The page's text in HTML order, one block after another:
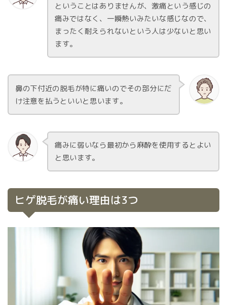
ということはありませんが、激痛という感じの
痛みではなく、一瞬熱いみたいな感じなので、
まったく耐えられないという人は少ないと思い
ます。
鼻の下付近の脱毛が特に痛いのでその部分にだ
け注意を払うといいと思います。
痛みに弱いなら最初から麻酔を使用するとよい
と思います。
ヒゲ脱毛が痛い理由は3つ